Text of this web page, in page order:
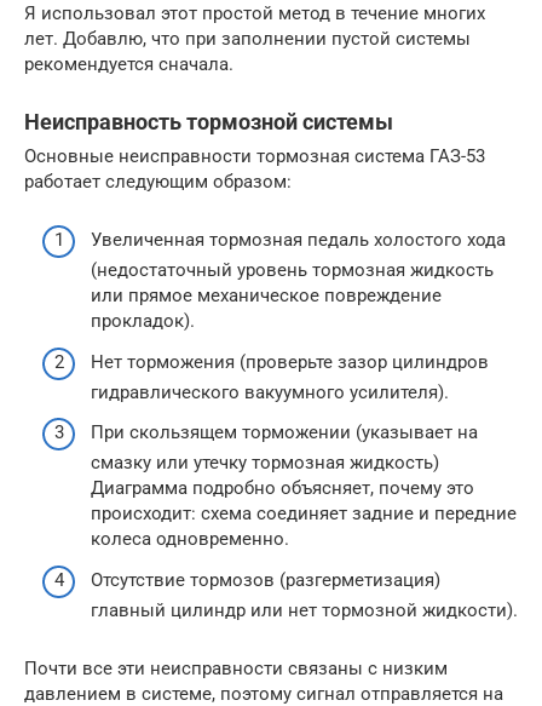
Я использовал этот простой метод в течение многих
лет. Добавлю, что при заполнении пустой системы
рекомендуется сначала.
Неисправность тормозной системы
Основные неисправности тормозная система ГАЗ-53
работает следующим образом:
Увеличенная тормозная педаль холостого хода
(недостаточный уровень тормозная жидкость
или прямое механическое повреждение
прокладок).
Нет торможения (проверьте зазор цилиндров
гидравлического вакуумного усилителя).
При скользящем торможении (указывает на
смазку или утечку тормозная жидкость)
Диаграмма подробно объясняет, почему это
происходит: схема соединяет задние и передние
колеса одновременно.
Отсутствие тормозов (разгерметизация)
главный цилиндр или нет тормозной жидкости).
Почти все эти неисправности связаны с низким
давлением в системе, поэтому сигнал отправляется на